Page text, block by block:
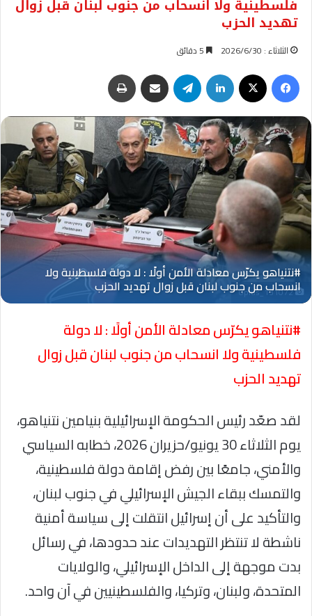
فلسطينية ولا انسحاب من جنوب لبنان قبل زوال
تهديد الحزب
الثلاثاء : 2026/6/30
فيسبوك لينكدإن تيلقرام مشاركة عبر البريد
Oplus_131072
#نتنياهو يكرّس معادلة الأمن أولًا : لا دولة
فلسطينية ولا انسحاب من جنوب لبنان قبل زوال
تهديد الحزب
لقد صعّد رئيس الحكومة الإسرائيلية بنيامين نتنياهو،
يوم الثلاثاء 30 يونيو/حزيران 2026، خطابه السياسي
والأمني، جامعًا بين رفض إقامة دولة فلسطينية،
والتمسك ببقاء الجيش الإسرائيلي في جنوب لبنان،
والتأكيد على أن إسرائيل انتقلت إلى سياسة أمنية
ناشطة لا تنتظر التهديدات عند حدودها، في رسائل
بدت موجهة إلى الداخل الإسرائيلي، والولايات
المتحدة، ولبنان، وتركيا، والفلسطينيين في آن واحد.